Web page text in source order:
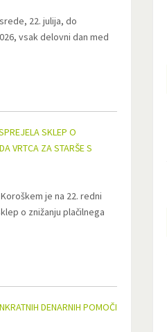
22. julija, do
vsak delovni dan med
SKLEP O
VRTCA ZA STARŠE S
je na 22. redni
o znižanju plačilnega
DENARNIH POMOČI